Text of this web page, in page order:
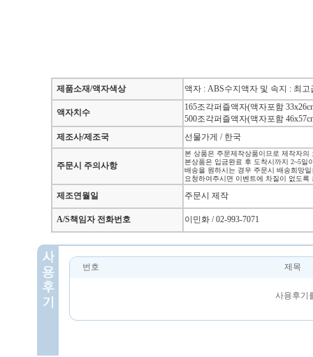
제품소재/액자색상 액자 : ABS수지액자 및 속지 : 최
액자치수
165조각퍼즐액자(액자포함
500조각퍼즐액자(액자포함
제조사/제조국
선물가게 / 한국
주문시 주의사항
본 상품은 주문제작상품이므로 제작자
본상품은 입금완료 후 도착시까지 2~5일
배송을 원하시는 경우 주문시 배송희망
요청하여주시면 이벤트에 차질이 없도록
제조연월일 주문시 제작
A/S책임자 전화번호 이민화 / 02-993-7071
번호 제목
사용후기